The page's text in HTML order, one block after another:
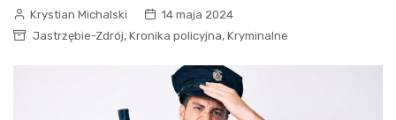
Krystian Michalski
14 maja 2024
Jastrzębie-Zdrój, Kronika policyjna, Kryminalne